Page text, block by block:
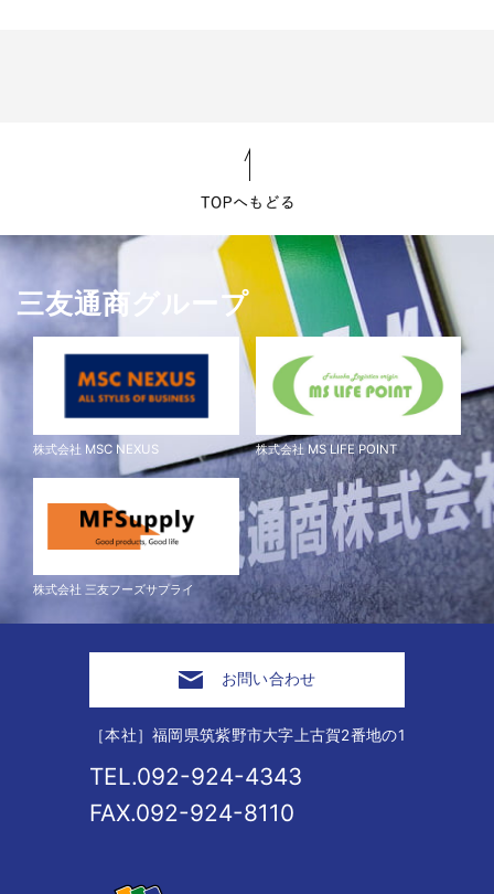
三友通商グループ
株式会社 MSC NEXUS 株式会社 MS LIFE POINT
株式会社 三友フーズサプライ
お問い合わせ
［本社］福岡県筑紫野市大字上古賀2番地の1
TEL.092-924-4343
FAX.092-924-8110